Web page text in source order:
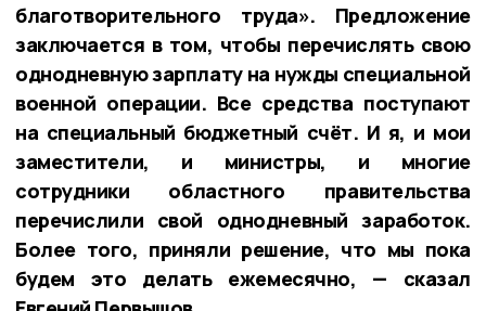
благотворительного труда». Предложение
заключается в том, чтобы перечислять свою
однодневную зарплату на нужды специальной
военной операции. Все средства поступают
на специальный бюджетный счёт. И я, и мои
заместители, и министры, и многие
сотрудники областного правительства
перечислили свой однодневный заработок.
Более того, приняли решение, что мы пока
будем это делать ежемесячно, — сказал